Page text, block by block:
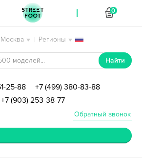
Москва | Регионы
Найти
25-88 | +7 (499) 380-83-88
+7 (903) 253-38-77
Обратный звонок
STREET
FOOT
0